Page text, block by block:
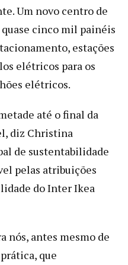
Um novo centro de
cinco mil painéis
estações
elétricos para os
elétricos.
até o final da
diz Christina
de sustentabilidade
pelas atribuições
do Inter Ikea
nós, antes mesmo de
que